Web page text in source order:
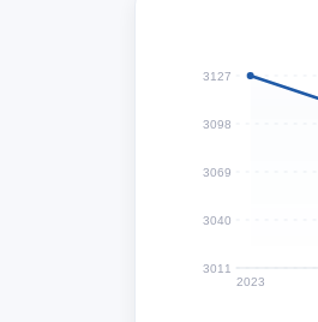
3127
3098
3069
3040
3011
2023